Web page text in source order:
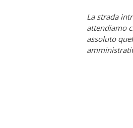
La strada
attendiamo
assoluto